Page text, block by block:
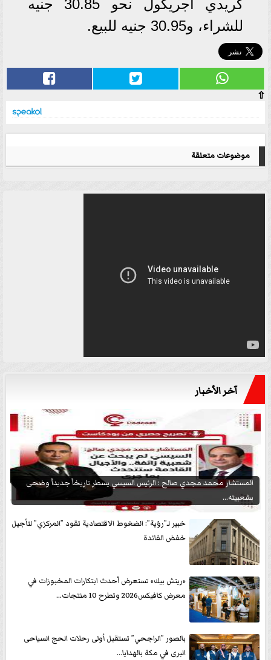
كريدي أجريكول نحو 30.85 جنيه
للشراء، و30.95 جنيه للبيع.
⇧
موضوعات متعلقة
آخر الأخبار
المستشار محمد مجدي صالح : الرئيس السيسي يسطر تاريخاً جديداً وضحى
بشعبيته...
خبير لـ”رؤية”: الضغوط الاقتصادية تقود ”المركزي” لتأجيل
خفض الفائدة
«ريتش بيك» تستعرض أحدث ابتكارات المخبوزات في
معرض كافيكس2026 وتطرح 10 منتجات...
بالصور ”الراجحي” تستقبل أولى رحلات الحج السياحى
البرى في مكة بالهدايا...